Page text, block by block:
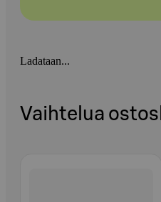
Ladataan...
Vaihtelua